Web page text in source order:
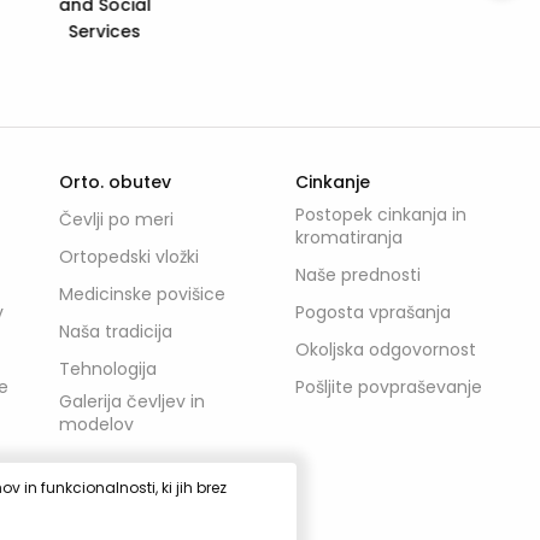
Orto. obutev
Čevlji po meri
Ortopedski vložki
Medicinske povišice
Naša tradicija
Tehnologija
Galerija čevljev in
modelov
Cinkanje
Postopek cinkanja in
kromatiranja
Naše prednosti
Pogosta vprašanja
Okoljska odgovornost
Pošljite povpraševanje
in funkcionalnosti, ki jih brez